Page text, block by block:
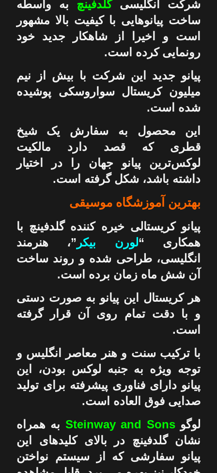
شرکت انگلیسیگلدفینچ به واسطه
ساخت پیانوهایی با کیفیت بالا مشهور
است و اخیرا از شاهکار جدید خود
رونمایی کرده است.
پیانو جدید این شرکت با بیش از نیم
میلیون کریستال سواروسکی پوشیده
شده است.
این محصول به سفارش یک شیخ
قطری که قصد دارد مالکیت
لوکس‌ترین پیانو جهان را در اختیار
داشته باشد، شکل گرفته است.
بهترین آموزشگاه موسیقی
پیانو کریستالی خیره کننده گلدفینچ با
همکاری “لورن بیکر ”، هنرمند
انگلیسی، طراحی شده و روند ساخت
آن شش ماه زمان برده است.
هر کریستال این پیانو به صورت دستی
و با دقت تمام روی آن قرار گرفته
است.
با ترکیب سنت و هنر معاصر انگلیس و
توجه ویژه به جنبه لوکس بودن، این
پیانو دارای فناوری پیشرفته برای تولید
صدایی فوق العاده است.
لوگوSteinway and Sons به همراه
نشان گلدفینچ در بالای کلیدهای این
پیانو سفارشی که از سیستم نواختن